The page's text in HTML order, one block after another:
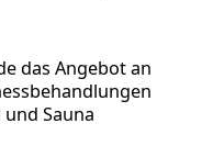
das Angebot an
Sauna